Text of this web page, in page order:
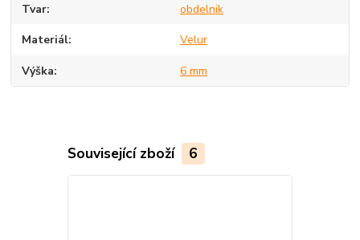
Tvar obdelnik
Materiál Velur
Výška 6 mm
Související zboží 6